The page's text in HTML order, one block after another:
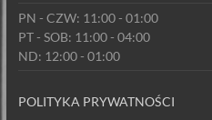
PN - CZW: 11:00 - 01:00
PT - SOB: 11:00 - 04:00
ND: 12:00 - 01:00
POLITYKA PRYWATNOŚCI